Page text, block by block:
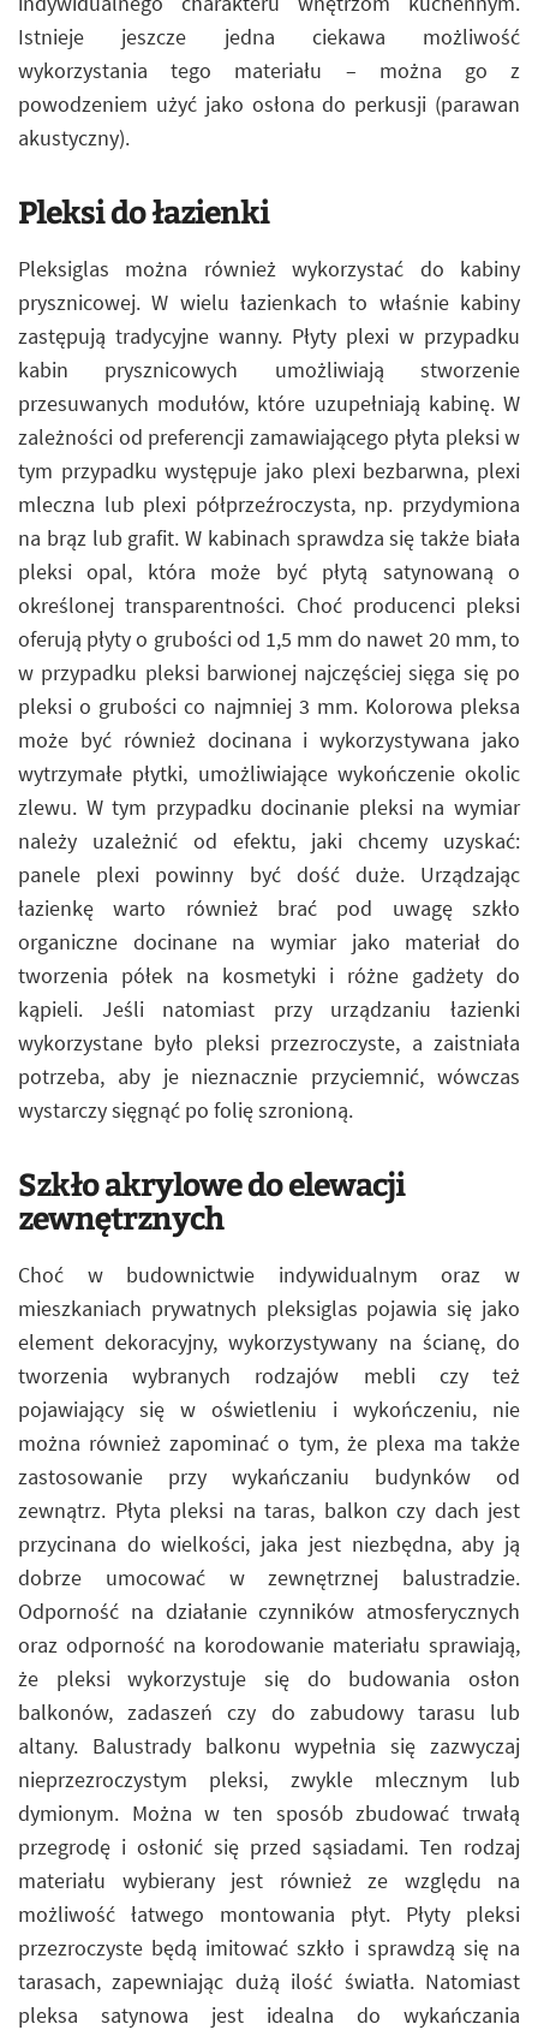
Istnieje jeszcze jedna ciekawa możliwość
wykorzystania tego materiału – można go z
powodzeniem użyć jako osłona do perkusji (parawan
akustyczny).
Pleksi do łazienki
Pleksiglas można również wykorzystać do kabiny
prysznicowej. W wielu łazienkach to właśnie kabiny
zastępują tradycyjne wanny. Płyty plexi w przypadku
kabin prysznicowych umożliwiają stworzenie
przesuwanych modułów, które uzupełniają kabinę. W
zależności od preferencji zamawiającego płyta pleksi w
tym przypadku występuje jako plexi bezbarwna, plexi
mleczna lub plexi półprzeźroczysta, np. przydymiona
na brąz lub grafit. W kabinach sprawdza się także biała
pleksi opal, która może być płytą satynowaną o
określonej transparentności. Choć producenci pleksi
oferują płyty o grubości od 1,5 mm do nawet 20 mm, to
w przypadku pleksi barwionej najczęściej sięga się po
pleksi o grubości co najmniej 3 mm. Kolorowa pleksa
może być również docinana i wykorzystywana jako
wytrzymałe płytki, umożliwiające wykończenie okolic
zlewu. W tym przypadku docinanie pleksi na wymiar
należy uzależnić od efektu, jaki chcemy uzyskać:
panele plexi powinny być dość duże. Urządzając
łazienkę warto również brać pod uwagę szkło
organiczne docinane na wymiar jako materiał do
tworzenia półek na kosmetyki i różne gadżety do
kąpieli. Jeśli natomiast przy urządzaniu łazienki
wykorzystane było pleksi przezroczyste, a zaistniała
potrzeba, aby je nieznacznie przyciemnić, wówczas
wystarczy sięgnąć po folię szronioną.
Szkło akrylowe do elewacji
zewnętrznych
Choć w budownictwie indywidualnym oraz w
mieszkaniach prywatnych pleksiglas pojawia się jako
element dekoracyjny, wykorzystywany na ścianę, do
tworzenia wybranych rodzajów mebli czy też
pojawiający się w oświetleniu i wykończeniu, nie
można również zapominać o tym, że plexa ma także
zastosowanie przy wykańczaniu budynków od
zewnątrz. Płyta pleksi na taras, balkon czy dach jest
przycinana do wielkości, jaka jest niezbędna, aby ją
dobrze umocować w zewnętrznej balustradzie.
Odporność na działanie czynników atmosferycznych
oraz odporność na korodowanie materiału sprawiają,
że pleksi wykorzystuje się do budowania osłon
balkonów, zadaszeń czy do zabudowy tarasu lub
altany. Balustrady balkonu wypełnia się zazwyczaj
nieprzezroczystym pleksi, zwykle mlecznym lub
dymionym. Można w ten sposób zbudować trwałą
przegrodę i osłonić się przed sąsiadami. Ten rodzaj
materiału wybierany jest również ze względu na
możliwość łatwego montowania płyt. Płyty pleksi
przezroczyste będą imitować szkło i sprawdzą się na
tarasach, zapewniając dużą ilość światła. Natomiast
pleksa satynowa jest idealna do wykańczania